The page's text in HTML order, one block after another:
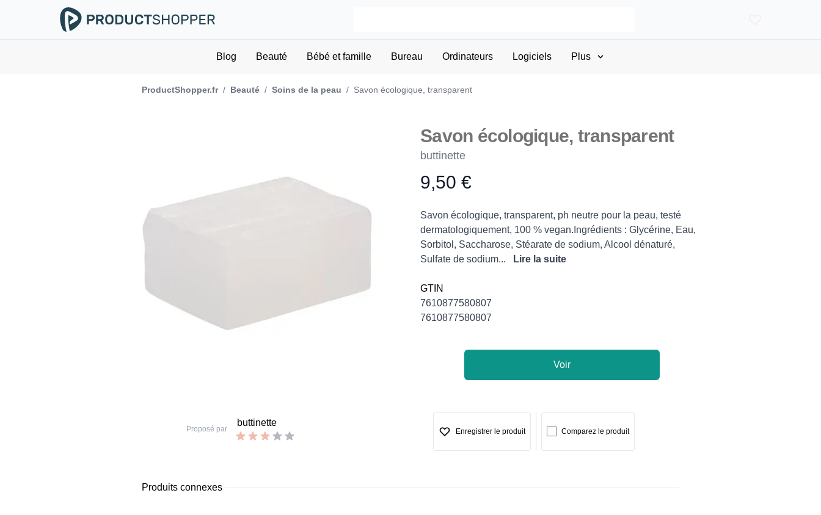
Blog Beauté Bébé et famille Bureau Ordinateurs Logiciels Plus
ProductShopper.fr / Beauté / Soins de la peau / Savon écologique, transparent
Savon écologique, transparent
buttinette
Product information
9,50 €
Description
Savon écologique, transparent, ph neutre pour la peau, testé
dermatologiquement, 100 % vegan.Ingrédients : Glycérine, Eau,
Sorbitol, Saccharose, Stéarate de sodium, Alcool dénaturé,
Sulfate de sodium...
Lire la suite
GTIN
7610877580807
7610877580807
Voir
Proposé par
buttinette
Enregistrer le produit Comparez le produit
Produits connexes